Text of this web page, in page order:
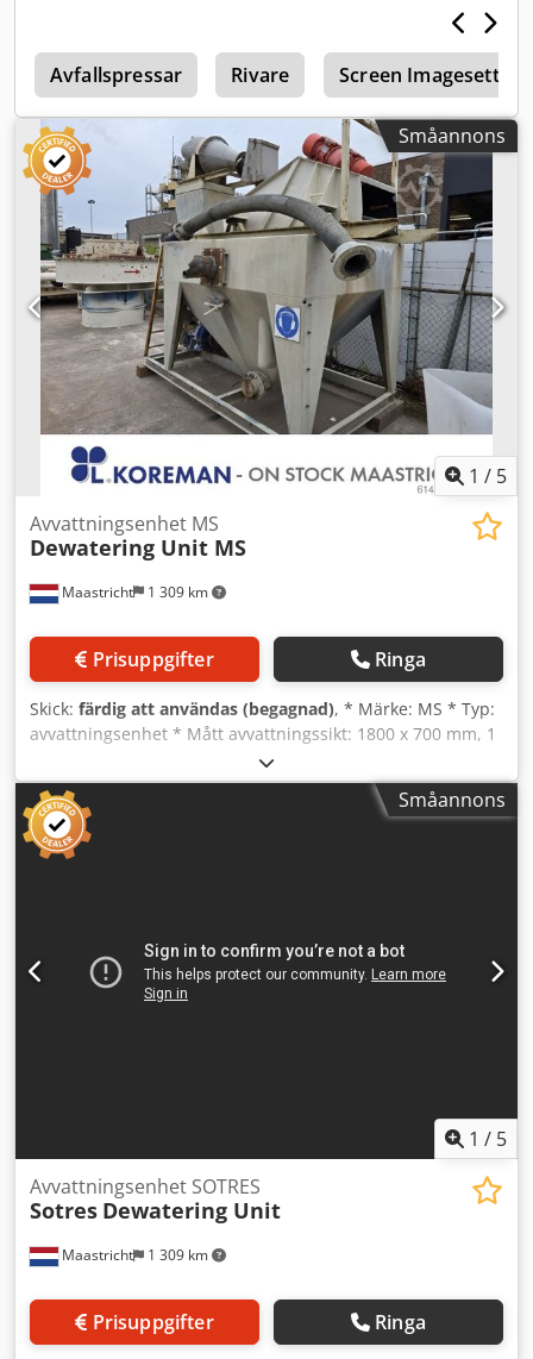
Avfallspressar Rivare Screen Imagesetter
Småannons
1 / 5
Maastricht 1 309 km
Avvattningsenhet MS
Dewatering Unit MS
Prisuppgifter Ringa
Skick: färdig att användas (begagnad), * Märke: MS * Typ:
avvattningsenhet * Mått avvattningssikt: 1800 x 700 mm, 1
däck. * Drivenhet: 2 stycken vibrationsmotorer à 1,6 kW
vardera Djdpfjy R Tlhex Akqock * Ingår: cyklon,
uppsamlingstank och pump.
Småannons
1 / 5
Maastricht 1 309 km
Avvattningsenhet SOTRES
Sotres Dewatering Unit
Prisuppgifter Ringa